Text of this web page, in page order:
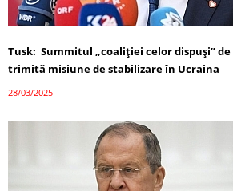
Tusk: Summitul „coaliției celor dispuși” de
trimită misiune de stabilizare în Ucraina
28/03/2025